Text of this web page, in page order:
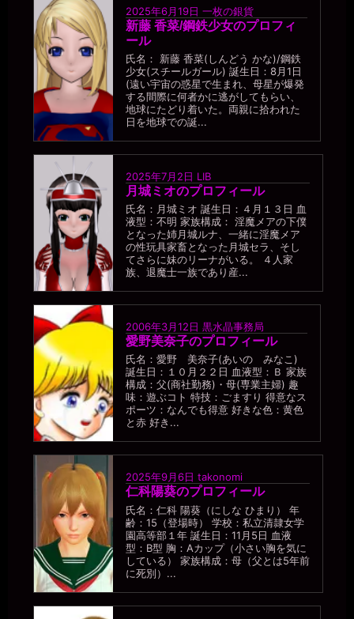
2025年6月19日 一枚の銀貨
新藤 香菜/鋼鉄少女のプロフィ
ール
氏名： 新藤 香菜(しんどう かな)/鋼鉄
少女(スチールガール) 誕生日：8月1日
(遠い宇宙の惑星で生まれ、母星が爆発
する間際に何者かに逃がしてもらい、
地球にたどり着いた。両親に拾われた
日を地球での誕...
2025年7月2日 LIB
月城ミオのプロフィール
氏名：月城ミオ 誕生日：４月１３日 血
液型：不明 家族構成： 淫魔メアの下僕
となった姉月城ルナ、一緒に淫魔メア
の性玩具家畜となった月城セラ、そし
てさらに妹のリーナがいる。 ４人家
族、退魔士一族であり産...
2006年3月12日 黒水晶事務局
愛野美奈子のプロフィール
氏名：愛野 美奈子(あいの みなこ)
誕生日：１０月２２日 血液型：Ｂ 家族
構成：父(商社勤務)・母(専業主婦) 趣
味：遊ぶコト 特技：ごますり 得意なス
ポーツ：なんでも得意 好きな色：黄色
と赤 好き...
2025年9月6日 takonomi
仁科陽葵のプロフィール
氏名：仁科 陽葵（にしな ひまり） 年
齢：15（登場時） 学校：私立清隷女学
園高等部１年 誕生日：11月5日 血液
型：B型 胸：Aカップ（小さい胸を気に
している） 家族構成：母（父とは5年前
に死別）...